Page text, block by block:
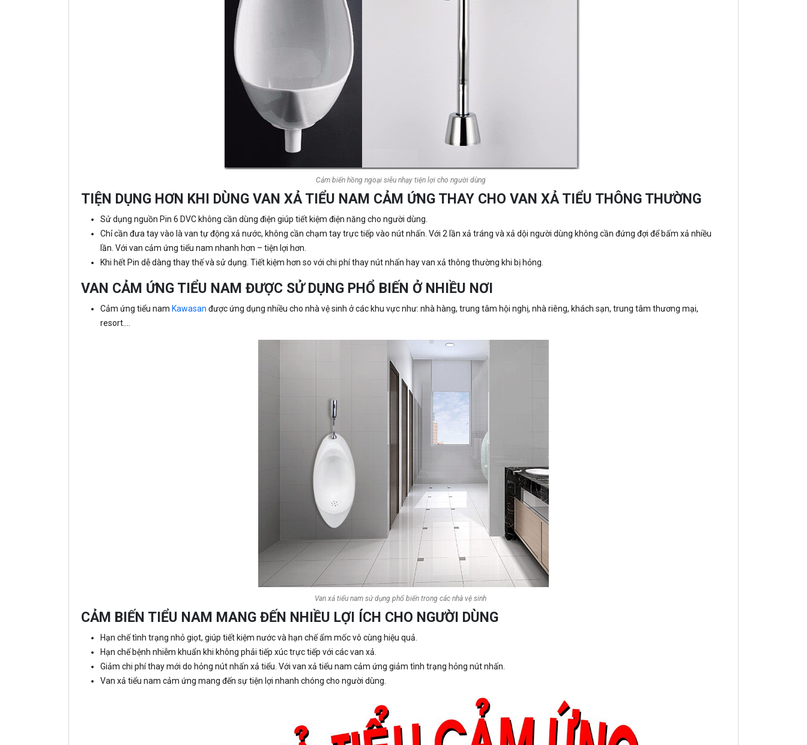
Cảm biến hồng ngoại siêu nhạy tiện lợi cho người dùng
TIỆN DỤNG HƠN KHI DÙNG VAN XẢ TIỂU NAM CẢM ỨNG THAY CHO VAN XẢ TIỂU THÔNG THƯỜNG
Sử dụng nguồn Pin 6 DVC không cần dùng điện giúp tiết kiệm điện năng cho người dùng.
Chỉ cần đưa tay vào là van tự động xả nước, không cần chạm tay trực tiếp vào nút nhấn. Với 2 lần xả tráng và xả dội người dùng không cần đứng đợi để bấm xả nhiều
lần. Với van cảm ứng tiểu nam nhanh hơn – tiện lợi hơn.
Khi hết Pin dễ dàng thay thế và sử dụng. Tiết kiệm hơn so với chi phí thay nút nhấn hay van xả thông thường khi bị hỏng.
VAN CẢM ỨNG TIỂU NAM ĐƯỢC SỬ DỤNG PHỔ BIẾN Ở NHIỀU NƠI
Cảm ứng tiểu nam Kawasan được ứng dụng nhiều cho nhà vệ sinh ở các khu vực như: nhà hàng, trung tâm hội nghị, nhà riêng, khách sạn, trung tâm thương mại,
resort….
Van xả tiểu nam sử dụng phổ biến trong các nhà vệ sinh
CẢM BIẾN TIỂU NAM MANG ĐẾN NHIỀU LỢI ÍCH CHO NGƯỜI DÙNG
Hạn chế tình trạng nhỏ giọt, giúp tiết kiệm nước và hạn chế ẩm mốc vô cùng hiệu quả.
Hạn chế bệnh nhiễm khuẩn khi không phải tiếp xúc trực tiếp với các van xả.
Giảm chi phí thay mới do hỏng nút nhấn xả tiểu. Với van xả tiểu nam cảm ứng giảm tình trạng hỏng nút nhấn.
Van xả tiểu nam cảm ứng mang đến sự tiện lợi nhanh chóng cho người dùng.